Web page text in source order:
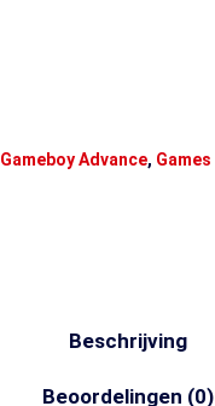
Gameboy Advance, Games
Beschrijving
Beoordelingen (0)